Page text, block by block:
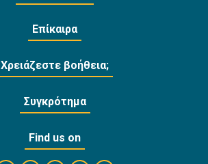
Επίκαιρα
Χρειάζεστε βοήθεια;
Συγκρότημα
Find us on